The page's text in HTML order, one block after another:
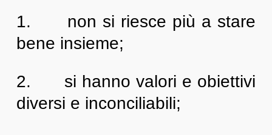
1. non si riesce più a stare
bene insieme;
2. si hanno valori e obiettivi
diversi e inconciliabili;